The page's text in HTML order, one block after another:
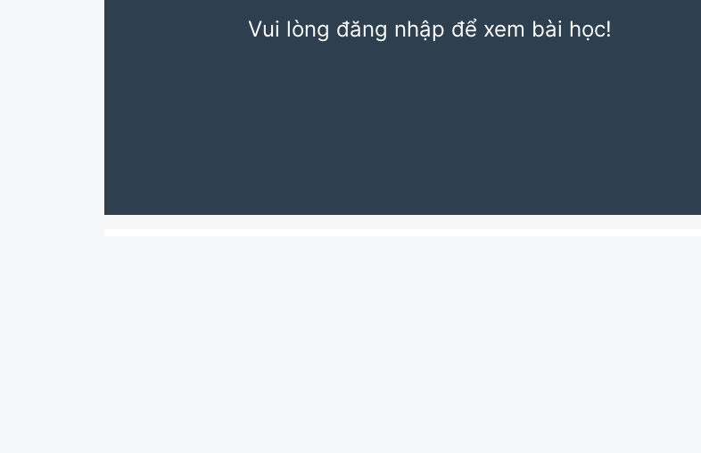
Vui lòng đăng nhập để xem bài học!